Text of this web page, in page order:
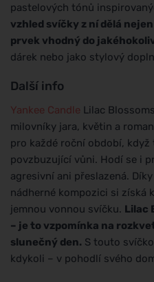
pastelových tónů
vzhled svíčky z ní dělá
prvek vhodný do
dárek nebo jako stylový
Další info
Yankee Candle Lilac
milovníky jara, květin a
pro každé roční období,
povzbuzující vůni. Hodí se i
agresivní ani přeslazená.
nádherné kompozici si získá
jemnou vonnou svíčku. Lilac
– je to vzpomínka na
slunečný den. S touto
kdykoli – v pohodlí svého